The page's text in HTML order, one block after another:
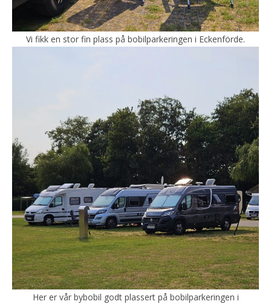
Vi fikk en stor fin plass på bobilparkeringen i Eckenförde.
Her er vår bybobil godt plassert på bobilparkeringen i